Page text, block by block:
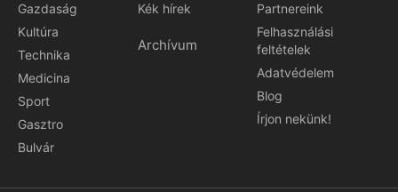
Gazdaság
Kultúra
Technika
Medicina
Sport
Gasztro
Bulvár
Kék hírek
Archívum
Partnereink
Felhasználási
feltételek
Adatvédelem
Blog
Írjon nekünk!